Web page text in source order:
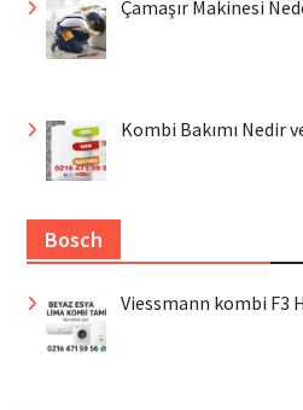
Çamaşır Makinesi
Kombi Bakımı Nedir
Bosch
Viessmann kombi F3